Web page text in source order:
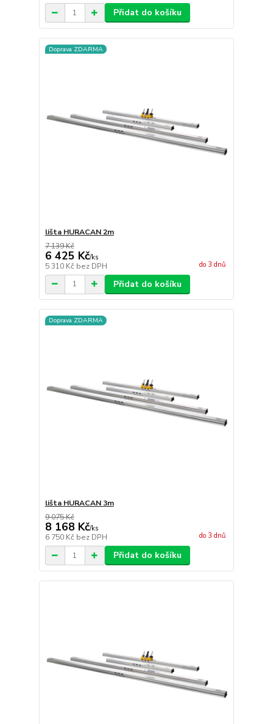
Přidat do košíku
Doprava ZDARMA
lišta HURACAN 2m
7 139 Kč
6 425 Kč/ks
5 310 Kč bez DPH do 3 dnů
Přidat do košíku
Doprava ZDARMA
lišta HURACAN 3m
9 075 Kč
8 168 Kč/ks
6 750 Kč bez DPH do 3 dnů
Přidat do košíku